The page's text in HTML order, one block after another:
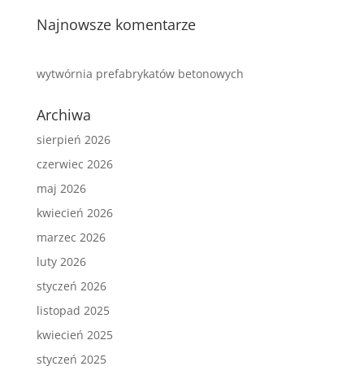
Najnowsze komentarze
wytwórnia prefabrykatów betonowych
Archiwa
sierpień 2026
czerwiec 2026
maj 2026
kwiecień 2026
marzec 2026
luty 2026
styczeń 2026
listopad 2025
kwiecień 2025
styczeń 2025